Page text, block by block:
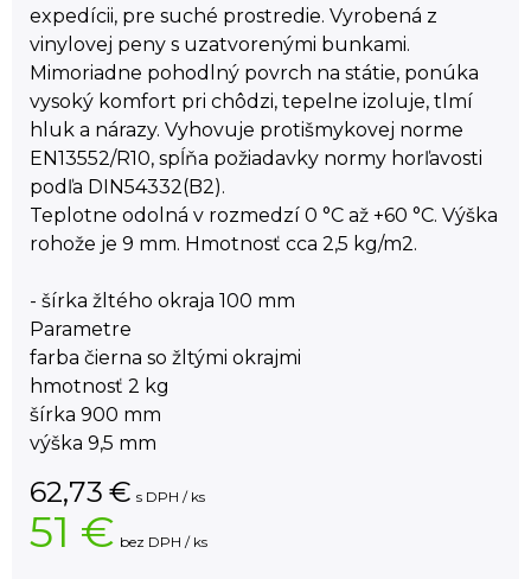
expedícii, pre suché prostredie. Vyrobená z
vinylovej peny s uzatvorenými bunkami.
Mimoriadne pohodlný povrch na státie, ponúka
vysoký komfort pri chôdzi, tepelne izoluje, tlmí
hluk a nárazy. Vyhovuje protišmykovej norme
EN13552/R10, spĺňa požiadavky normy horľavosti
podľa DIN54332(B2).
Teplotne odolná v rozmedzí 0 °C až +60 °C. Výška
rohože je 9 mm. Hmotnosť cca 2,5 kg/m2.
- šírka žltého okraja 100 mm
Parametre
farba čierna so žltými okrajmi
hmotnosť 2 kg
šírka 900 mm
výška 9,5 mm
62,73 € s DPH / ks
51 € bez DPH / ks